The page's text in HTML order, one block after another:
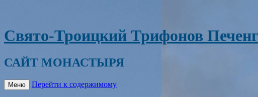
Свято-Троицкий Трифонов
САЙТ МОНАСТЫРЯ
Меню Перейти к содержимому